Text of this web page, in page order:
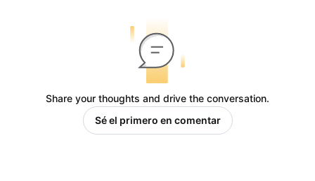
Share your thoughts and drive the conversation.
Sé el primero en comentar